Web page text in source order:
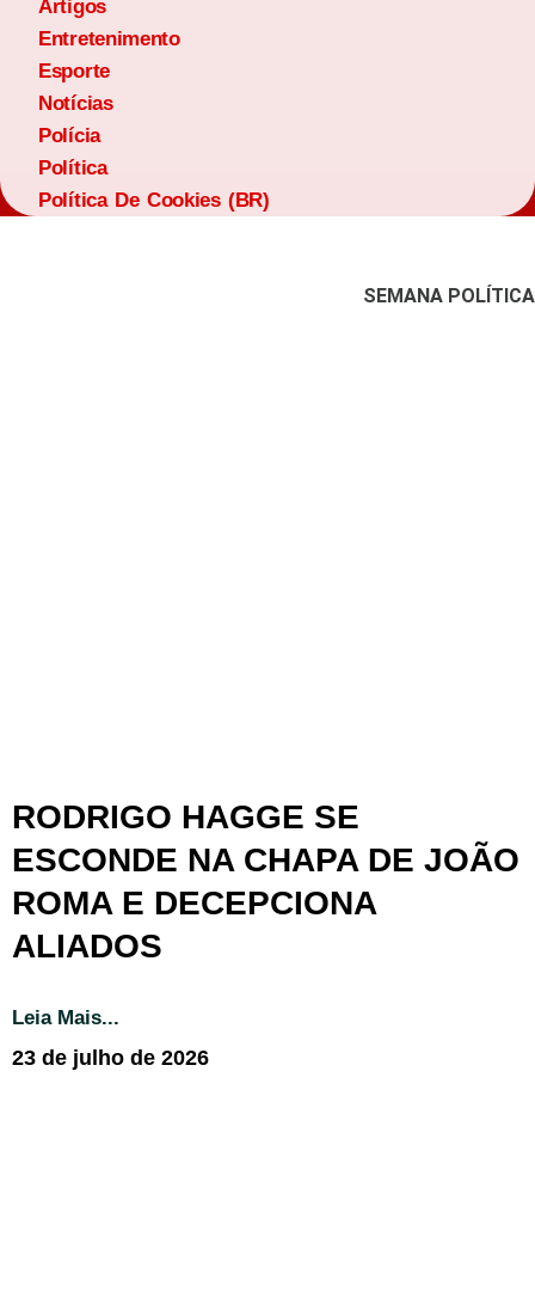
Artigos
Entretenimento
Esporte
Notícias
Polícia
Política
Política De Cookies (BR)
SEMANA POLÍTICA
RODRIGO HAGGE SE
ESCONDE NA CHAPA DE JOÃO
ROMA E DECEPCIONA
ALIADOS
Leia Mais...
23 de julho de 2026